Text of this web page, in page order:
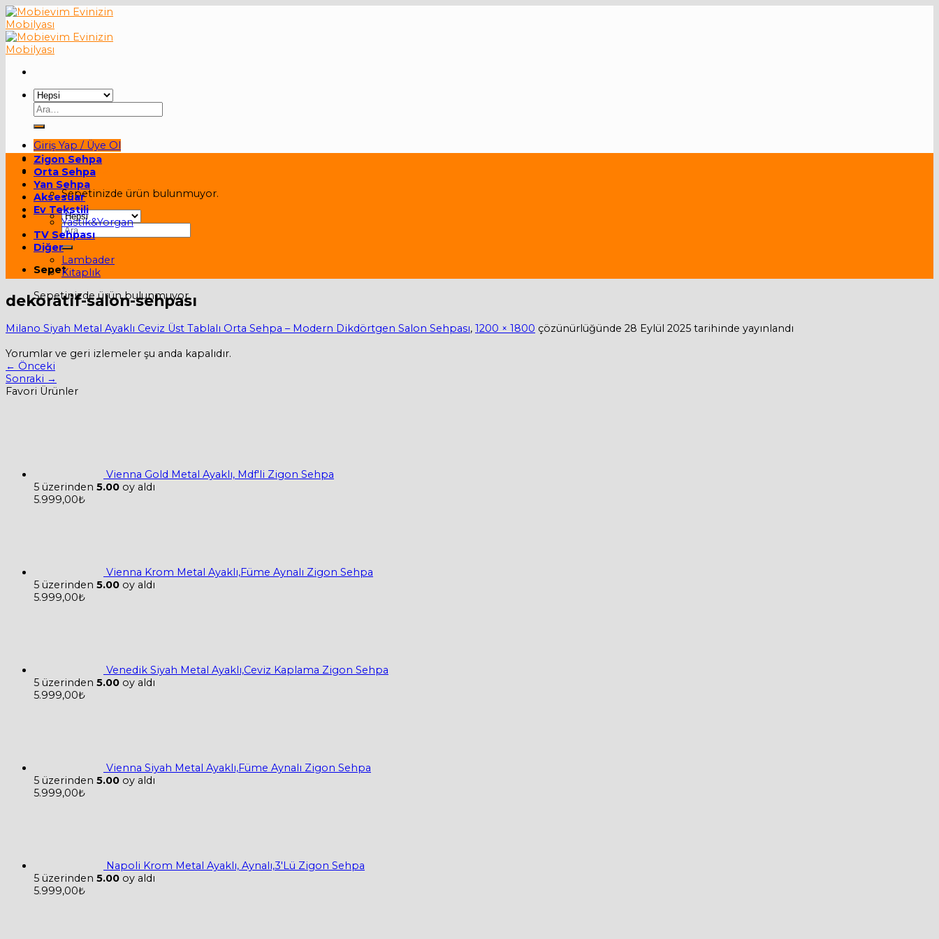
Skip
to
content
Ara:
Giriş Yap / Üye Ol
Sepet /0,00
Sepetinizde ürün bulunmuyor.
Ara:
Sepet
Sepetinizde ürün bulunmuyor.
Zigon Sehpa
Orta Sehpa
Yan Sehpa
Aksesuar
Ev Tekstili
Yastık&Yorgan
TV Sehpası
Diğer
Lambader
Kitaplık
dekoratif-salon-sehpası
Milano Siyah Metal Ayaklı Ceviz Üst Tablalı Orta Sehpa – Modern Dikdörtgen Salon Sehpası, 1200 × 1800 çözünürlüğünde 28 Eylül 2025 tarihinde yayınlandı
Yorumlar ve geri izlemeler şu anda kapalıdır.
← Önceki
Sonraki →
Favori Ürünler
Vienna Gold Metal Ayaklı, Mdf'li Zigon Sehpa
5 üzerinden 5.00 oy aldı
5.999,00₺
Vienna Krom Metal Ayaklı,Füme Aynalı Zigon Sehpa
5 üzerinden 5.00 oy aldı
5.999,00₺
Venedik Siyah Metal Ayaklı,Ceviz Kaplama Zigon Sehpa
5 üzerinden 5.00 oy aldı
5.999,00₺
Vienna Siyah Metal Ayaklı,Füme Aynalı Zigon Sehpa
5 üzerinden 5.00 oy aldı
5.999,00₺
Napoli Krom Metal Ayaklı, Aynalı,3'Lü Zigon Sehpa
5 üzerinden 5.00 oy aldı
5.999,00₺